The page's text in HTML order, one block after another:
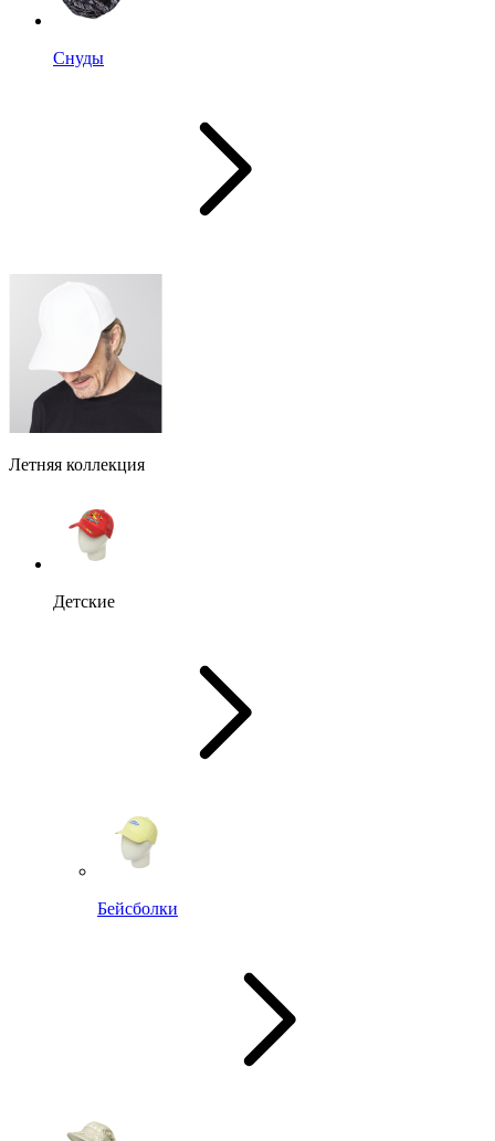
Снуды
Летняя коллекция
Детские
Бейсболки